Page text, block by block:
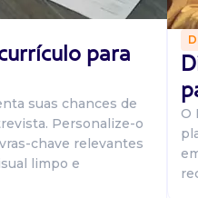
para
suas chances de
Personalize-o
chave relevantes
limpo e
O